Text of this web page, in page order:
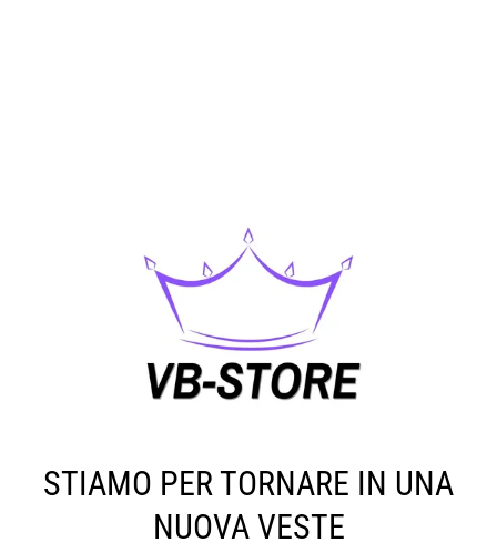
STIAMO PER TORNARE IN UNA
NUOVA VESTE